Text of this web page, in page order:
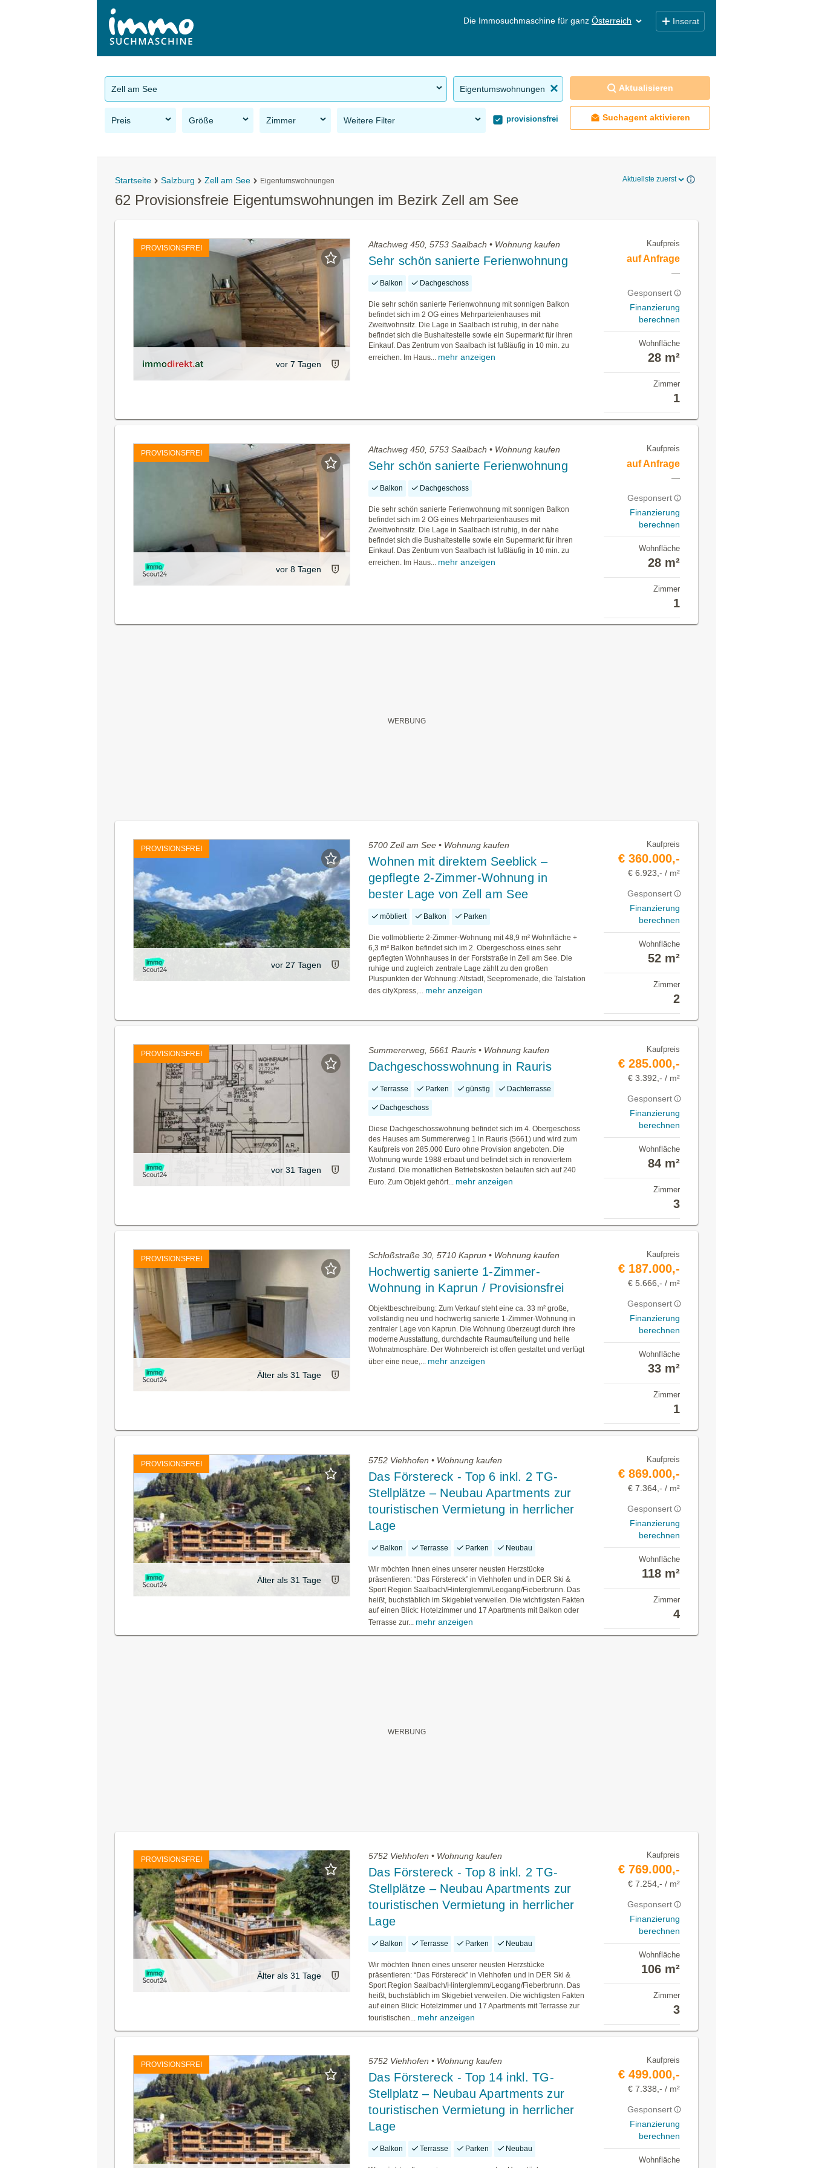
Die Immosuchmaschine für ganz Österreich Inserat
Zell am See Eigentumswohnungen
Preis Größe Zimmer Weitere Filter provisionsfrei
Aktualisieren
Suchagent aktivieren
Startseite Salzburg Zell am See Eigentumswohnungen Aktuellste zuerst
62 Provisionsfreie Eigentumswohnungen im Bezirk Zell am See
PROVISIONSFREI
vor 7 Tagen
Altachweg 450, 5753 Saalbach • Wohnung kaufen
Sehr schön sanierte Ferienwohnung
Balkon Dachgeschoss
Die sehr schön sanierte Ferienwohnung mit sonnigen Balkon
befindet sich im 2 OG eines Mehrparteienhauses mit
Zweitwohnsitz. Die Lage in Saalbach ist ruhig, in der nähe
befindet sich die Bushaltestelle sowie ein Supermarkt für ihren
Einkauf. Das Zentrum von Saalbach ist fußläufig in 10 min. zu
erreichen. Im Haus... mehr anzeigen
Kaufpreis
auf Anfrage
—
Gesponsert
Finanzierung
berechnen
Wohnfläche
28 m²
Zimmer
1
PROVISIONSFREI
vor 8 Tagen
Altachweg 450, 5753 Saalbach • Wohnung kaufen
Sehr schön sanierte Ferienwohnung
Balkon Dachgeschoss
Die sehr schön sanierte Ferienwohnung mit sonnigen Balkon
befindet sich im 2 OG eines Mehrparteienhauses mit
Zweitwohnsitz. Die Lage in Saalbach ist ruhig, in der nähe
befindet sich die Bushaltestelle sowie ein Supermarkt für ihren
Einkauf. Das Zentrum von Saalbach ist fußläufig in 10 min. zu
erreichen. Im Haus... mehr anzeigen
Kaufpreis
auf Anfrage
—
Gesponsert
Finanzierung
berechnen
Wohnfläche
28 m²
Zimmer
1
PROVISIONSFREI
vor 27 Tagen
5700 Zell am See • Wohnung kaufen
Wohnen mit direktem Seeblick –
gepflegte 2-Zimmer-Wohnung in
bester Lage von Zell am See
möbliert Balkon Parken
Die vollmöblierte 2-Zimmer-Wohnung mit 48,9 m² Wohnfläche +
6,3 m² Balkon befindet sich im 2. Obergeschoss eines sehr
gepflegten Wohnhauses in der Forststraße in Zell am See. Die
ruhige und zugleich zentrale Lage zählt zu den großen
Pluspunkten der Wohnung: Altstadt, Seepromenade, die Talstation
des cityXpress,... mehr anzeigen
Kaufpreis
€ 360.000,-
€ 6.923,- / m²
Gesponsert
Finanzierung
berechnen
Wohnfläche
52 m²
Zimmer
2
PROVISIONSFREI
vor 31 Tagen
Summererweg, 5661 Rauris • Wohnung kaufen
Dachgeschosswohnung in Rauris
Terrasse Parken günstig Dachterrasse
Dachgeschoss
Diese Dachgeschosswohnung befindet sich im 4. Obergeschoss
des Hauses am Summererweg 1 in Rauris (5661) und wird zum
Kaufpreis von 285.000 Euro ohne Provision angeboten. Die
Wohnung wurde 1988 erbaut und befindet sich in renoviertem
Zustand. Die monatlichen Betriebskosten belaufen sich auf 240
Euro. Zum Objekt gehört... mehr anzeigen
Kaufpreis
€ 285.000,-
€ 3.392,- / m²
Gesponsert
Finanzierung
berechnen
Wohnfläche
84 m²
Zimmer
3
PROVISIONSFREI
Älter als 31 Tage
Schloßstraße 30, 5710 Kaprun • Wohnung kaufen
Hochwertig sanierte 1-Zimmer-
Wohnung in Kaprun / Provisionsfrei
Objektbeschreibung: Zum Verkauf steht eine ca. 33 m² große,
vollständig neu und hochwertig sanierte 1-Zimmer-Wohnung in
zentraler Lage von Kaprun. Die Wohnung überzeugt durch ihre
moderne Ausstattung, durchdachte Raumaufteilung und helle
Wohnatmosphäre. Der Wohnbereich ist offen gestaltet und verfügt
über eine neue,... mehr anzeigen
Kaufpreis
€ 187.000,-
€ 5.666,- / m²
Gesponsert
Finanzierung
berechnen
Wohnfläche
33 m²
Zimmer
1
PROVISIONSFREI
Älter als 31 Tage
5752 Viehhofen • Wohnung kaufen
Das Förstereck - Top 6 inkl. 2 TG-
Stellplätze – Neubau Apartments zur
touristischen Vermietung in herrlicher
Lage
Balkon Terrasse Parken Neubau
Wir möchten Ihnen eines unserer neusten Herzstücke
präsentieren: “Das Förstereck” in Viehhofen und in DER Ski &
Sport Region Saalbach/Hinterglemm/Leogang/Fieberbrunn. Das
heißt, buchstäblich im Skigebiet verweilen. Die wichtigsten Fakten
auf einen Blick: Hotelzimmer und 17 Apartments mit Balkon oder
Terrasse zur... mehr anzeigen
Kaufpreis
€ 869.000,-
€ 7.364,- / m²
Gesponsert
Finanzierung
berechnen
Wohnfläche
118 m²
Zimmer
4
PROVISIONSFREI
Älter als 31 Tage
5752 Viehhofen • Wohnung kaufen
Das Förstereck - Top 8 inkl. 2 TG-
Stellplätze – Neubau Apartments zur
touristischen Vermietung in herrlicher
Lage
Balkon Terrasse Parken Neubau
Wir möchten Ihnen eines unserer neusten Herzstücke
präsentieren: “Das Förstereck” in Viehhofen und in DER Ski &
Sport Region Saalbach/Hinterglemm/Leogang/Fieberbrunn. Das
heißt, buchstäblich im Skigebiet verweilen. Die wichtigsten Fakten
auf einen Blick: Hotelzimmer und 17 Apartments mit Terrasse zur
touristischen... mehr anzeigen
Kaufpreis
€ 769.000,-
€ 7.254,- / m²
Gesponsert
Finanzierung
berechnen
Wohnfläche
106 m²
Zimmer
3
PROVISIONSFREI 5752 Viehhofen • Wohnung kaufen
Das Förstereck - Top 14 inkl. TG-
Stellplatz – Neubau Apartments zur
touristischen Vermietung in herrlicher
Lage
Balkon Terrasse Parken Neubau
Kaufpreis
€ 499.000,-
€ 7.338,- / m²
Gesponsert
Finanzierung
berechnen
Wohnfläche